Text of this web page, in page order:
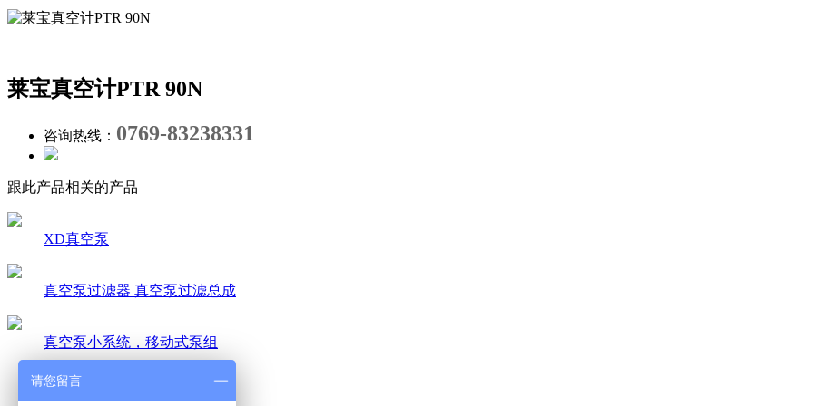
莱宝真空计PTR 90N
咨询热线： 0769-83238331
跟此产品相关的产品
XD真空泵
真空泵过滤器 真空泵过滤总成
真空泵小系统，移动式泵组
产品详情
请您留言